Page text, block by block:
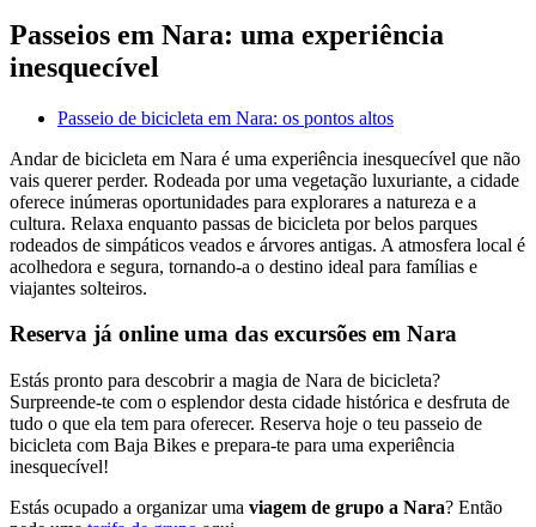
Passeios em Nara: uma experiência
inesquecível
Passeio de bicicleta em Nara: os pontos altos
Andar de bicicleta em Nara é uma experiência inesquecível que não
vais querer perder. Rodeada por uma vegetação luxuriante, a cidade
oferece inúmeras oportunidades para explorares a natureza e a
cultura. Relaxa enquanto passas de bicicleta por belos parques
rodeados de simpáticos veados e árvores antigas. A atmosfera local é
acolhedora e segura, tornando-a o destino ideal para famílias e
viajantes solteiros.
Reserva já online uma das excursões em Nara
Estás pronto para descobrir a magia de Nara de bicicleta?
Surpreende-te com o esplendor desta cidade histórica e desfruta de
tudo o que ela tem para oferecer. Reserva hoje o teu passeio de
bicicleta com Baja Bikes e prepara-te para uma experiência
inesquecível!
Estás ocupado a organizar uma viagem de grupo a Nara? Então